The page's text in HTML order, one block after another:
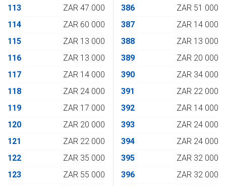
113
ZAR 47 000
114
ZAR 60 000
115
ZAR 13 000
116
ZAR 13 000
117
ZAR 14 000
118
ZAR 24 000
119
ZAR 17 000
120
ZAR 20 000
121
ZAR 22 000
122
ZAR 35 000
123
ZAR 55 000
386
ZAR 51 000
387
ZAR 14 000
388
ZAR 13 000
389
ZAR 20 000
390
ZAR 34 000
391
ZAR 22 000
392
ZAR 14 000
393
ZAR 24 000
394
ZAR 24 000
395
ZAR 32 000
396
ZAR 32 000